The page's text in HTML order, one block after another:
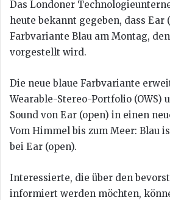
Das Londoner
heute bekannt gegeben, dass Ear
Farbvariante Blau am Montag,
vorgestellt wird.
Die neue blaue Farbvariante
Wearable-Stereo-Portfolio (OWS)
Sound von Ear (open) in einen
Vom Himmel bis zum Meer: Blau
bei Ear (open).
Interessierte, die über den
informiert werden möchten,